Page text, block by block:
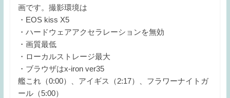
画です。撮影環境は
・EOS kiss X5
・ハードウェアアクセラレーションを無効
・画質最低
・ローカルストレージ最大
・ブラウザはx-iron ver35
艦これ（0:00）、アイギス（2:17）、フラワーナイトガ
ール（5:00）